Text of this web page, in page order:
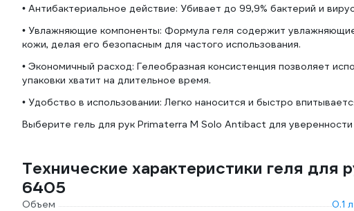
• Антибактериальное действие: Убивает до 99,9% бактерий и
• Увлажняющие компоненты: Формула геля содержит
кожи, делая его безопасным для частого использования.
• Экономичный расход: Гелеобразная консистенция позволяет
упаковки хватит на длительное время.
• Удобство в использовании: Легко наносится и быстро
Выберите гель для рук Primaterra M Solo Antibact для
Технические характеристики геля
6405
Объем
0.1 л